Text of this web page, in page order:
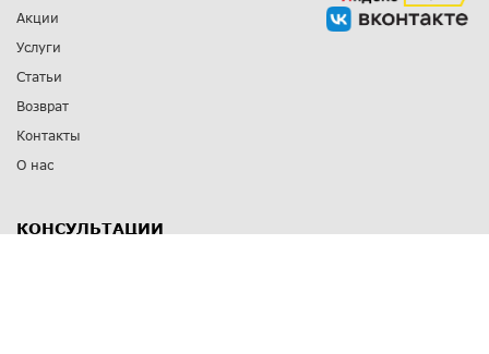
Акции
Услуги
Статьи
Возврат
Контакты
О нас
КОНСУЛЬТАЦИИ